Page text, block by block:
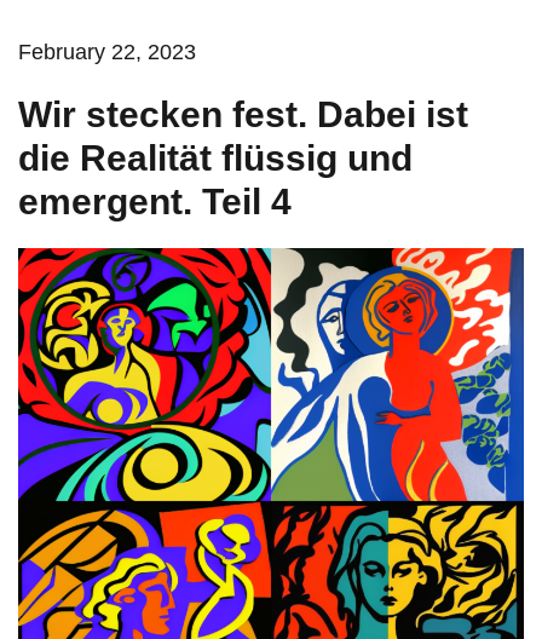
February 22, 2023
Wir stecken fest. Dabei ist
die Realität flüssig und
emergent. Teil 4